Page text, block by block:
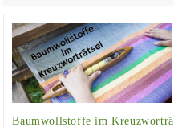
Baumwollstoffe im